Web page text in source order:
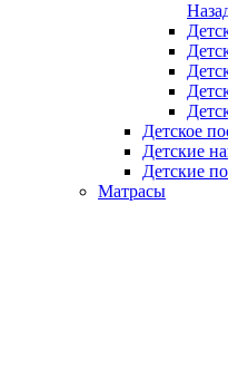
Детское
Детские
Детские
Матрасы